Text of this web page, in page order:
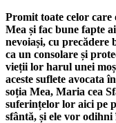
Promit toate celor care
Mea și fac bune fapte
nevoiași, cu
ca un consolare și
vieții lor harul unei
aceste suflete avocata
soția Mea, Maria cea
suferințelor lor aici pe
sfântă, și ele vor